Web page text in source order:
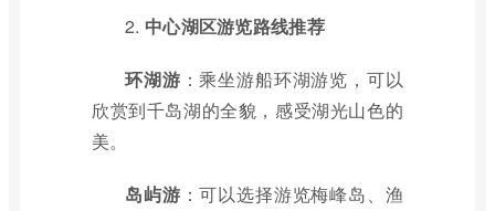
2. 中心湖区游览路线推荐
环湖游 ：乘坐游船环湖游览，可以
欣赏到千岛湖的全貌，感受湖光山色的
美。
岛屿游 ：可以选择游览梅峰岛、渔